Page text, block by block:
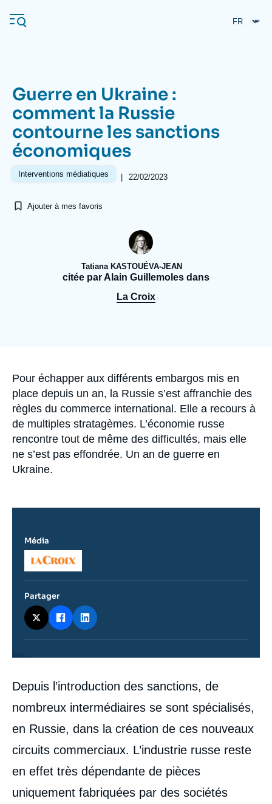
au
contenu
Navigation
principale
L'Ifri
Analyses
Se connecter
Guerre en Ukraine :
comment la Russie
contourne les sanctions
économiques
Interventions médiatiques | 22/02/2023
Ajouter à mes favoris
Tatiana KASTOUÉVA-JEAN
citée par Alain Guillemoles dans
La Croix
Accroche
Pour échapper aux différents embargos mis en
place depuis un an, la Russie s’est affranchie des
règles du commerce international. Elle a recours à
de multiples stratagèmes. L’économie russe
rencontre tout de même des difficultés, mais elle
ne s’est pas effondrée. Un an de guerre en
Ukraine.
Contenu
intervention
médiatique
Depuis l’introduction des sanctions, de
nombreux intermédiaires se sont spécialisés,
en Russie, dans la création de ces nouveaux
circuits commerciaux. L’industrie russe reste
en effet très dépendante de pièces
uniquement fabriquées par des sociétés
Média
Logo
Partager